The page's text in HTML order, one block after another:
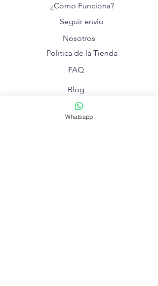
¿Como Funciona?
Blog
Nosotros
FAQ
Politica de la Tienda
Seguir envio
Forma de Pago
Whatsapp